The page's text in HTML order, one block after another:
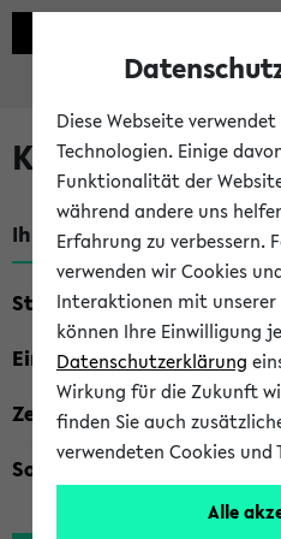
Kombisuche im
Ihre Suchkriterien:
Studienfach
Einrichtung
Zeiten
Sonstiges
Diese Webseite
Technologien. Einige
Funktionalität der
während andere uns
Erfahrung zu verbessern.
verwenden wir Cookies
Interaktionen mit unserer
können Ihre Einwilligung
Datenschutzerklärung
Wirkung für die Zukunft
finden Sie auch
verwendeten Cookies und
Alle